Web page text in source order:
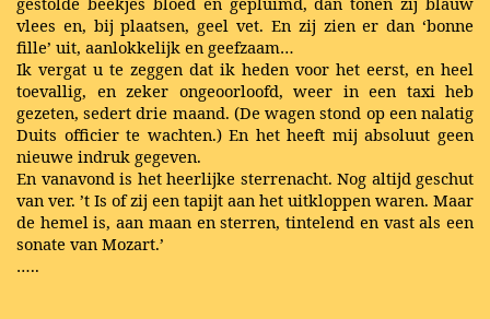
vlees en, bij plaatsen, geel vet. En zij zien er dan ‘bonne
fille’ uit, aanlokkelijk en geefzaam…
Ik vergat u te zeggen dat ik heden voor het eerst, en heel
toevallig, en zeker ongeoorloofd, weer in een taxi heb
gezeten, sedert drie maand. (De wagen stond op een nalatig
Duits officier te wachten.) En het heeft mij absoluut geen
nieuwe indruk gegeven.
En vanavond is het heerlijke sterrenacht. Nog altijd geschut
van ver. ’t Is of zij een tapijt aan het uitkloppen waren. Maar
de hemel is, aan maan en sterren, tintelend en vast als een
sonate van Mozart.’
…..